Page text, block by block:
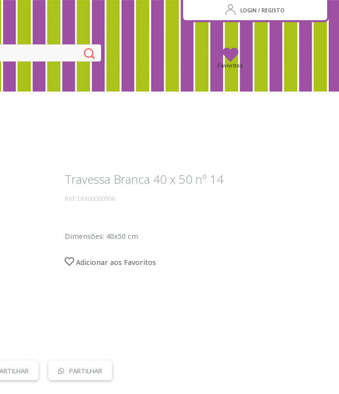
LOGIN / REGISTO
Favoritos
Travessa Branca 40 x 50 nº 14
Ref: DM00000956
Dimensões: 40x50 cm
Adicionar aos Favoritos
PARTILHAR